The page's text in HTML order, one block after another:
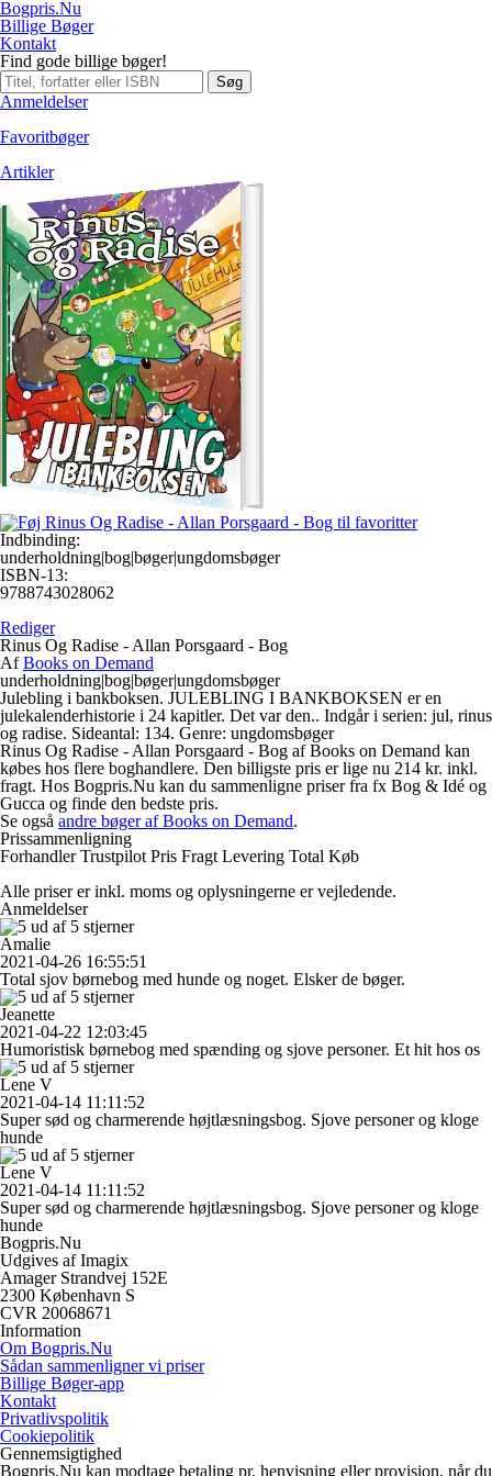
Bogpris.Nu
Billige Bøger
Kontakt
Find gode billige bøger!
Søg
Anmeldelser
Favoritbøger
Artikler
Indbinding:
underholdning|bog|bøger|ungdomsbøger
ISBN-13:
9788743028062
Rediger
Rinus Og Radise - Allan Porsgaard - Bog
AfBooks on Demand
underholdning|bog|bøger|ungdomsbøger
Julebling i bankboksen. JULEBLING I BANKBOKSEN er en
julekalenderhistorie i 24 kapitler. Det var den.. Indgår i serien: jul, rinus
og radise. Sideantal: 134. Genre: ungdomsbøger
Rinus Og Radise - Allan Porsgaard - Bog af Books on Demand kan
købes hos flere boghandlere. Den billigste pris er lige nu 214 kr. inkl.
fragt. Hos Bogpris.Nu kan du sammenligne priser fra fx Bog & Idé og
Gucca og finde den bedste pris.
Se også andre bøger af Books on Demand.
Prissammenligning
Forhandler Trustpilot Pris Fragt Levering Total Køb
Alle priser er inkl. moms og oplysningerne er vejledende.
Anmeldelser
Amalie
2021-04-26 16:55:51
Total sjov børnebog med hunde og noget. Elsker de bøger.
Jeanette
2021-04-22 12:03:45
Humoristisk børnebog med spænding og sjove personer. Et hit hos os
Lene V
2021-04-14 11:11:52
Super sød og charmerende højtlæsningsbog. Sjove personer og kloge
hunde
Lene V
2021-04-14 11:11:52
Super sød og charmerende højtlæsningsbog. Sjove personer og kloge
hunde
Bogpris.Nu
Udgives af Imagix
Amager Strandvej 152E
2300 København S
CVR 20068671
Information
Om Bogpris.Nu
Sådan sammenligner vi priser
Billige Bøger-app
Kontakt
Privatlivspolitik
Cookiepolitik
Gennemsigtighed
Bogpris.Nu kan modtage betaling pr. henvisning eller provision, når du